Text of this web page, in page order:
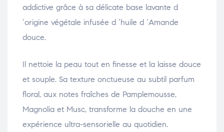
addictive grâce à sa délicate base lavante d
‘origine végétale infusée d ‘huile d ‘Amande
douce.
Il nettoie la peau tout en finesse et la laisse douce
et souple. Sa texture onctueuse au subtil parfum
floral, aux notes fraîches de Pamplemousse,
Magnolia et Musc, transforme la douche en une
expérience ultra-sensorielle au quotidien.